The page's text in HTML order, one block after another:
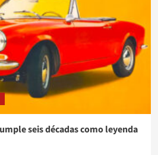
seis décadas como leyenda